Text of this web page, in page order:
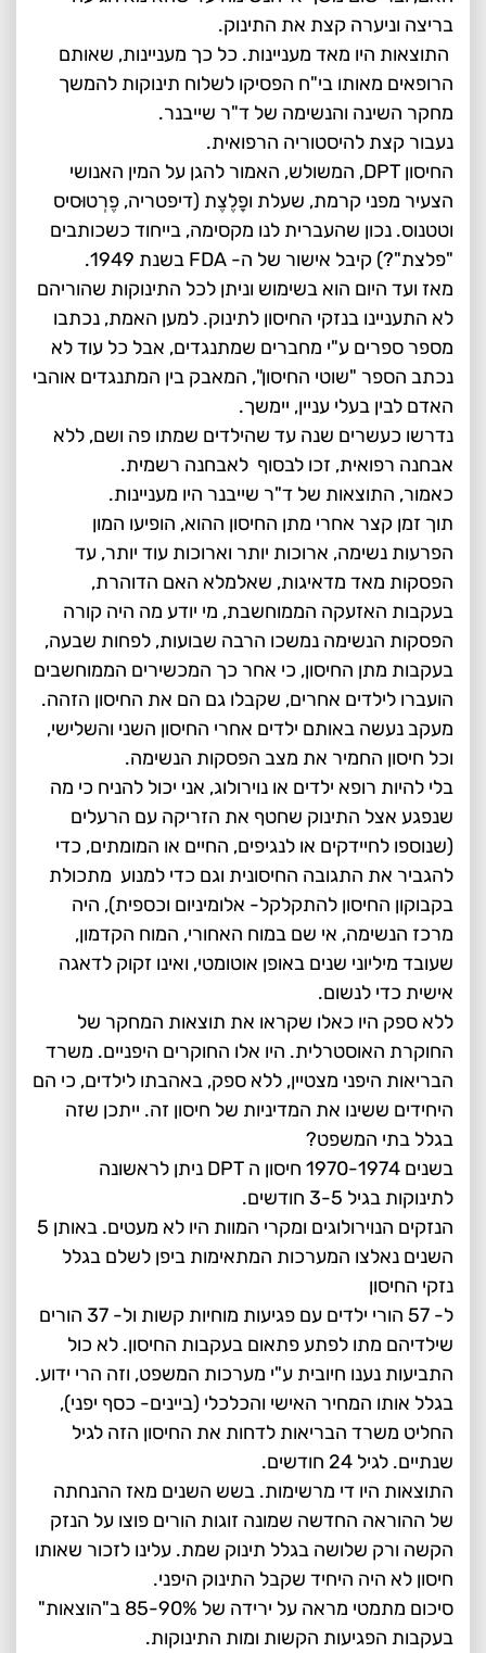
בריצה וניערה קצת את התינוק.
התוצאות היו מאד מעניינות. כל כך מעניינות, שאותם
הרופאים מאותו בי"ח הפסיקו לשלוח תינוקות להמשך
מחקר השינה והנשימה של ד"ר שייבנר.
נעבור קצת להיסטוריה הרפואית.
החיסון DPT, המשולש, האמור להגן על המין האנושי
הצעיר מפני קרמת, שעלת ופָלֶצֶת (דיפטריה, פֶרְטוּסיס
וטטנוס. נכון שהעברית לנו מקסימה, בייחוד כשכותבים
"פלצת"?) קיבל אישור של ה- FDA בשנת 1949.
מאז ועד היום הוא בשימוש וניתן לכל התינוקות שהוריהם
לא התעניינו בנזקי החיסון לתינוק. למען האמת, נכתבו
מספר ספרים ע"י מחברים שמתנגדים, אבל כל עוד לא
נכתב הספר "שוטי החיסון", המאבק בין המתנגדים אוהבי
האדם לבין בעלי עניין, יימשך.
נדרשו כעשרים שנה עד שהילדים שמתו פה ושם, ללא
אבחנה רפואית, זכו לבסוף לאבחנה רשמית.
כאמור, התוצאות של ד"ר שייבנר היו מעניינות.
תוך זמן קצר אחרי מתן החיסון ההוא, הופיעו המון
הפרעות נשימה, ארוכות יותר וארוכות עוד יותר, עד
הפסקות מאד מדאיגות, שאלמלא האם הדוהרת,
בעקבות האזעקה הממוחשבת, מי יודע מה היה קורה
הפסקות הנשימה נמשכו הרבה שבועות, לפחות שבעה,
בעקבות מתן החיסון, כי אחר כך המכשירים הממוחשבים
הועברו לילדים אחרים, שקבלו גם הם את החיסון הזהה.
מעקב נעשה באותם ילדים אחרי החיסון השני והשלישי,
וכל חיסון החמיר את מצב הפסקות הנשימה.
בלי להיות רופא ילדים או נוירולוג, אני יכול להניח כי מה
שנפגע אצל התינוק שחטף את הזריקה עם הרעלים
(שנוספו לחיידקים או לנגיפים, החיים או המומתים, כדי
להגביר את התגובה החיסונית וגם כדי למנוע מתכולת
בקבוקון החיסון להתקלקל- אלומיניום וכספית), היה
מרכז הנשימה, אי שם במוח האחורי, המוח הקדמון,
שעובד מיליוני שנים באופן אוטומטי, ואינו זקוק לדאגה
אישית כדי לנשום.
ללא ספק היו כאלו שקראו את תוצאות המחקר של
החוקרת האוסטרלית. היו אלו החוקרים היפניים. משרד
הבריאות היפני מצטיין, ללא ספק, באהבתו לילדים, כי הם
היחידים ששינו את המדיניות של חיסון זה. ייתכן שזה
בגלל בתי המשפט?
בשנים 1970-1974 חיסון ה DPT ניתן לראשונה
לתינוקות בגיל 3-5 חודשים.
הנזקים הנוירולוגים ומקרי המוות היו לא מעטים. באותן 5
השנים נאלצו המערכות המתאימות ביפן לשלם בגלל
נזקי החיסון
ל- 57 הורי ילדים עם פגיעות מוחיות קשות ול- 37 הורים
שילדיהם מתו לפתע פתאום בעקבות החיסון. לא כול
התביעות נענו חיובית ע"י מערכות המשפט, וזה הרי ידוע.
בגלל אותו המחיר האישי והכלכלי (ביינים- כסף יפני),
החליט משרד הבריאות לדחות את החיסון הזה לגיל
שנתיים. לגיל 24 חודשים.
התוצאות היו די מרשימות. בשש השנים מאז ההנחתה
של ההוראה החדשה שמונה זוגות הורים פוצו על הנזק
הקשה ורק שלושה בגלל תינוק שמת. עלינו לזכור שאותו
חיסון לא היה היחיד שקבל התינוק היפני.
סיכום מתמטי מראה על ירידה של 85-90% ב"הוצאות"
בעקבות הפגיעות הקשות ומות התינוקות.